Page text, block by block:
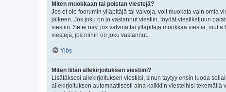
Miten muokkaan tai poistan viestejä?
Jos et ole foorumin ylläpitäjä tai valvoja, voit muokata vain omia
jälkeen. Jos joku on jo vastannut viestiin, löydät viestiketjuun
viestiin. Se ei näy, jos valvoja tai ylläpitäjä muokkaa viestiä,
viestejä, jos niihin on joku vastannut.
Ylös
Miten liitän allekirjoituksen viestiini?
Lisätäksesi allekirjoituksen viestiisi, sinun täytyy ensin luoda
allekirjoituksen automaattisesti aina kaikkiin viesteihisi